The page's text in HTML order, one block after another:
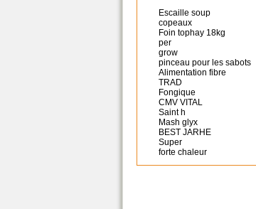
Escaille soup
copeaux
Foin tophay 18kg
per
grow
pinceau pour les sabots
Alimentation fibre
TRAD
Fongique
CMV VITAL
Saint h
Mash glyx
BEST JARHE
Super
forte chaleur